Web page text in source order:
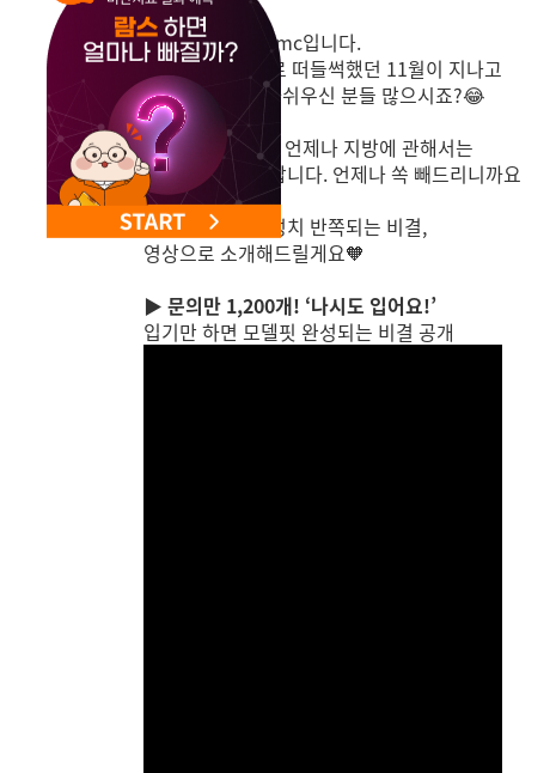
안녕하세요
지방 하나만 365mc입니다.
블랙프라이데이로 떠들썩했던 11월이 지나고
벌써 12월이라 아쉬우신 분들 많으시죠?😂
하지만 365mc는 언제나 지방에 관해서는
블랙프라이데이랍니다. 언제나 쏙 빼드리니까요
지방 50% OFF 덩치 반쪽되는 비결,
영상으로 소개해드릴게요🧡
▶ 문의만 1,200개! ‘나시도 입어요!’
입기만 하면 모델핏 완성되는 비결 공개